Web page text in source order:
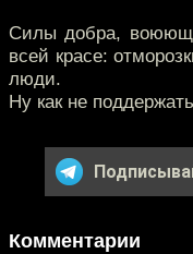
Силы добра,
всей красе:
люди.
Ну как не
Комментарии